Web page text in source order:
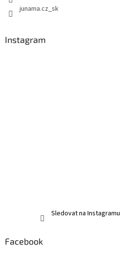
junama.cz_sk
Instagram
Sledovat na Instagramu
Facebook